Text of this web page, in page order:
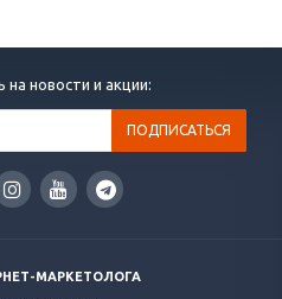
на новости и акции:
МАРКЕТОЛОГА